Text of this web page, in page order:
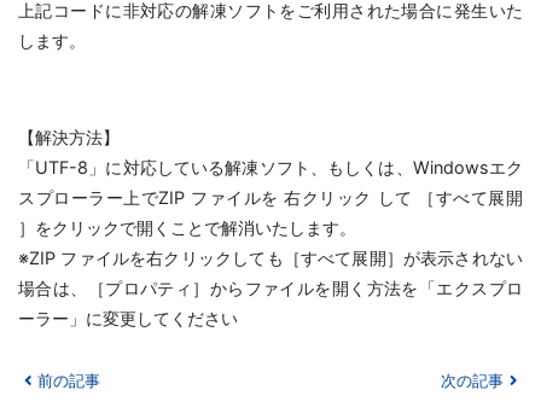
上記コードに非対応の解凍ソフトをご利用された場合に発生いた
します。
【解決方法】
「UTF-8」に対応している解凍ソフト、もしくは、Windowsエク
スプローラー上でZIP ファイルを 右クリック して ［すべて展開
］をクリックで開くことで解消いたします。
※ZIP ファイルを右クリックしても［すべて展開］が表示されない
場合は、［プロパティ］からファイルを開く方法を「エクスプロ
ーラー」に変更してください
前の記事 次の記事